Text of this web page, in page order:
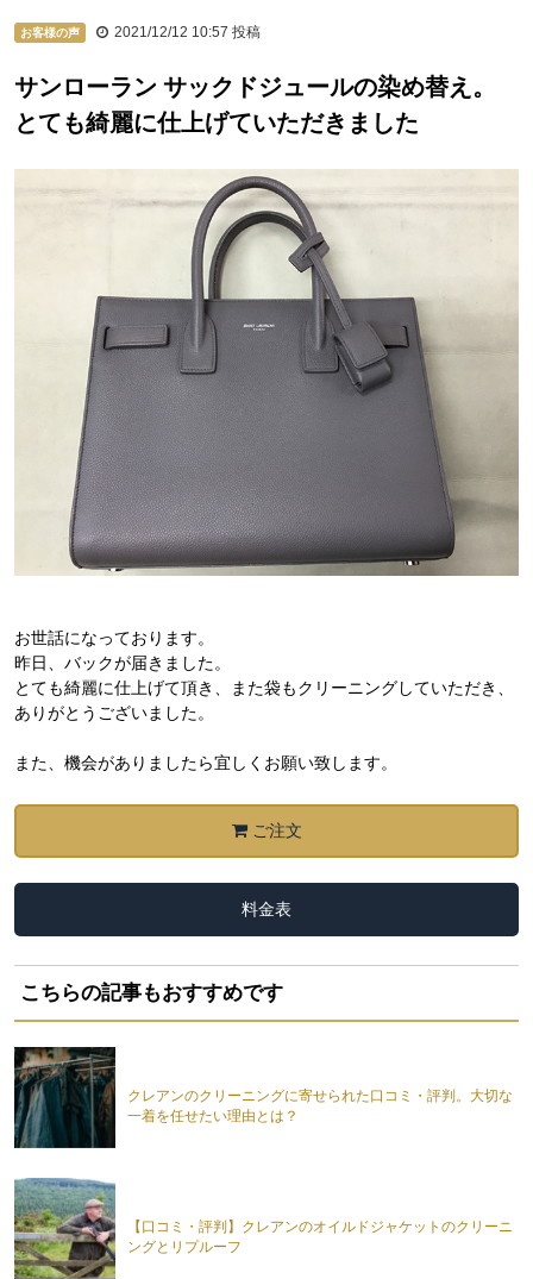
お客様の声 2021/12/12 10:57 投稿
サンローラン サックドジュールの染め替え。
とても綺麗に仕上げていただきました
お世話になっております。
昨日、バックが届きました。
とても綺麗に仕上げて頂き、また袋もクリーニングしていただき、
ありがとうございました。
また、機会がありましたら宜しくお願い致します。
ご注文
料金表
こちらの記事もおすすめです
クレアンのクリーニングに寄せられた口コミ・評判。大切な
一着を任せたい理由とは？
【口コミ・評判】クレアンのオイルドジャケットのクリーニ
ングとリプルーフ